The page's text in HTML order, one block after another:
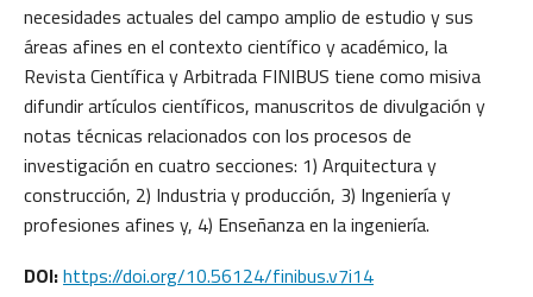
necesidades actuales del campo amplio de estudio y sus
áreas afines en el contexto científico y académico, la
Revista Científica y Arbitrada FINIBUS tiene como misiva
difundir artículos científicos, manuscritos de divulgación y
notas técnicas relacionados con los procesos de
investigación en cuatro secciones: 1) Arquitectura y
construcción, 2) Industria y producción, 3) Ingeniería y
profesiones afines y, 4) Enseñanza en la ingeniería.
DOI:https://doi.org/10.56124/finibus.v7i14